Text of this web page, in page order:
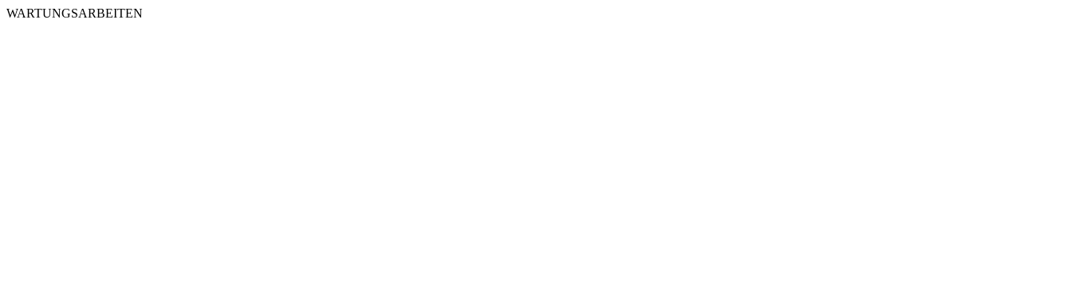
WARTUNGSARBEITEN